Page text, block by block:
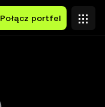
Połącz portfel